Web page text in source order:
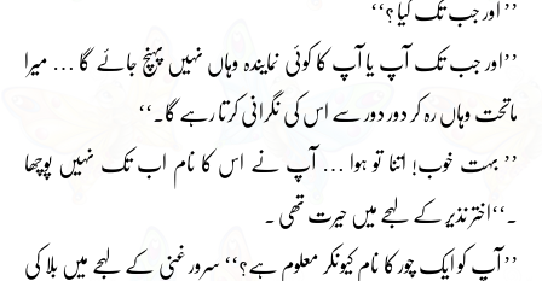
’’ اور جب تک کیا ؟‘‘
’’اور جب تک آپ یا آپ کا کوئی نمایندہ وہاں نہیں پہنچ جائے گا … میرا
ماتحت وہاں رہ کر دور دور سے اس کی نگرانی کرتا رہے گا۔‘‘
’’ بہت خوب! اتنا تو ہوا … آپ نے اس کا نام اب تک نہیں پوچھا
۔‘‘اختر نذیر کے لہجے میں حیرت تھی ۔
’’ آپ کو ایک چور کا نام کیونکر معلوم ہے؟‘‘ سرور غنی کے لہجے میں بلا کی